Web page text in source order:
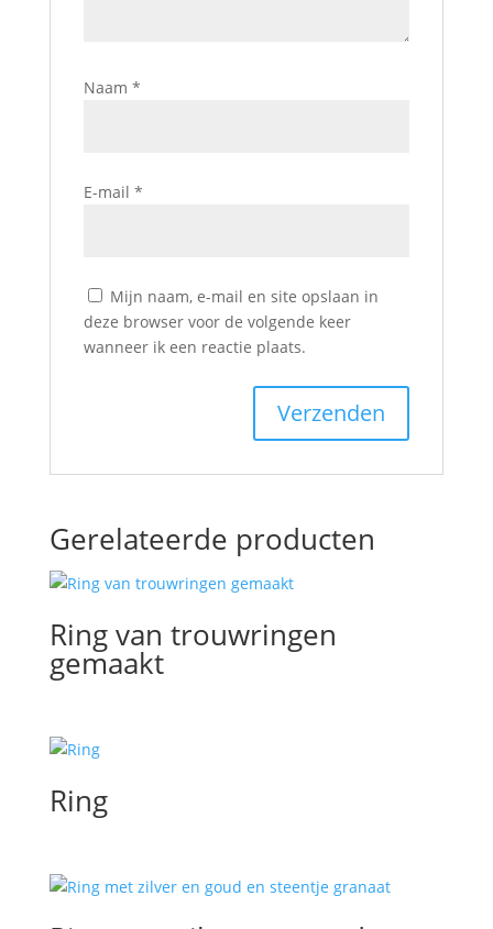
Naam *
E-mail *
Mijn naam, e-mail en site opslaan in
deze browser voor de volgende keer
wanneer ik een reactie plaats.
Gerelateerde producten
Ring van trouwringen
gemaakt
Ring